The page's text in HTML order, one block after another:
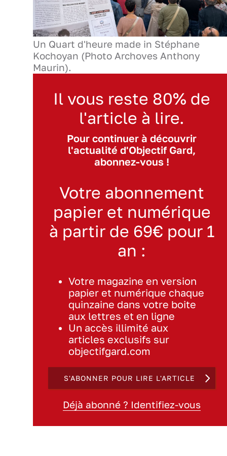
Un Quart d'heure made in Stéphane
Kochoyan (Photo Archoves Anthony
Maurin).
Il vous reste 80% de
l'article à lire.
Pour continuer à découvrir
l'actualité d'Objectif Gard,
abonnez-vous !
Votre abonnement
papier et numérique
à partir de 69€ pour 1
an :
Votre magazine en version
papier et numérique chaque
quinzaine dans votre boite
aux lettres et en ligne
Un accès illimité aux
articles exclusifs sur
objectifgard.com
S'ABONNER POUR LIRE L'ARTICLE
Déjà abonné ? Identifiez-vous